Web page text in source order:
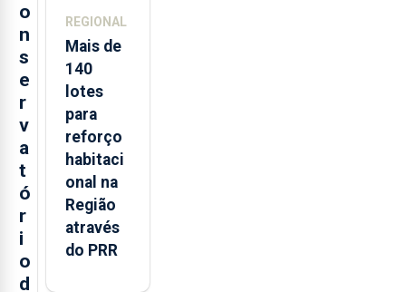
o
n
s
e
r
v
a
t
ó
r
i
o
d
REGIONAL
Mais de
140
lotes
para
reforço
habitaci
onal na
Região
através
do PRR